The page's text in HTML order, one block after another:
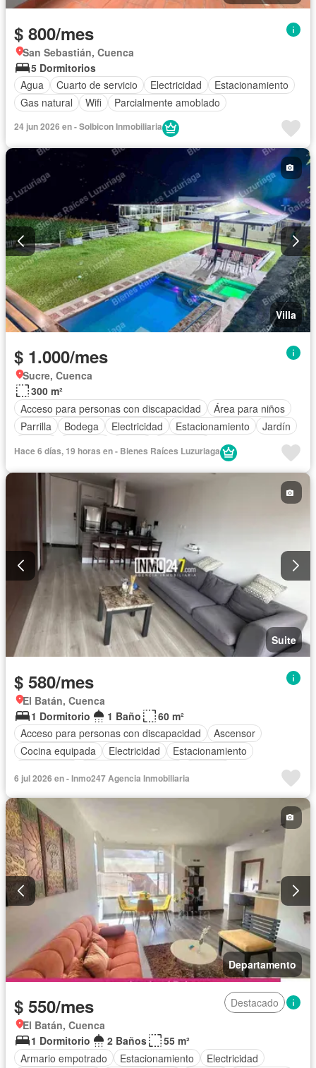
$ 800/mes
San Sebastián, Cuenca
5 Dormitorios
Agua
Cuarto de servicio Electricidad
Estacionamiento
Gas natural
Wifi Parcialmente amoblado
24 jun 2026 en - Solbicon Inmobiliaria
Villa
$ 1.000/mes
Sucre, Cuenca
300 m²
Acceso para personas con discapacidad
Área para niños
Parrilla
Bodega Electricidad Estacionamiento
Jardín
Hace 6 días, 19 horas en - Bienes Raíces Luzuriaga
Suite
$ 580/mes
El Batán, Cuenca
1 Dormitorio
1 Baño
60 m²
Acceso para personas con discapacidad
Ascensor
Cocina equipada
Electricidad
Estacionamiento
Completamente amoblado
6 jul 2026 en - Inmo247 Agencia Inmobiliaria
Departamento
$ 550/mes
Destacado
El Batán, Cuenca
1 Dormitorio
2 Baños
55 m²
Armario empotrado
Estacionamiento Electricidad